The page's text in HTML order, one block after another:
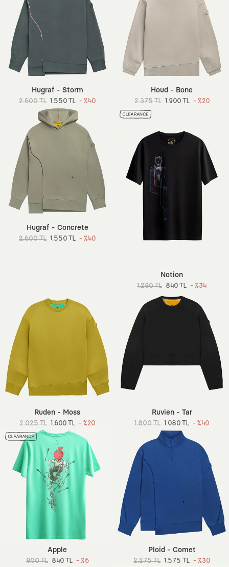
Hugraf - Storm
2.600 TL 1.550 TL - %40
Houd - Bone
2.375 TL 1.900 TL - %20
Hugraf - Concrete
2.600 TL 1.550 TL - %40
Notion
1.290 TL 840 TL - %34
Ruden - Moss
2.025 TL 1.600 TL - %20
Ruvien - Tar
1.800 TL 1.080 TL - %40
Apple
900 TL 840 TL - %6
Ploid - Comet
2.275 TL 1.575 TL - %30